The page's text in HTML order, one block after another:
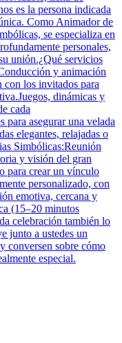
es la persona indicada
Como Animador de
se especializa en
personales,
unión.¿Qué servicios
y animación
con los invitados para
dinámicas y
cada
asegurar una velada
elegantes, relajadas o
Simbólicas:Reunión
y visión del gran
para crear un vínculo
personalizado, con
emotiva, cercana y
(15–20 minutos
celebración también lo
junto a ustedes un
conversen sobre cómo
especial.